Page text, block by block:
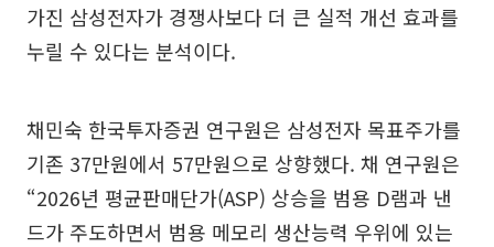
가진 삼성전자가 경쟁사보다 더 큰 실적 개선 효과를
누릴 수 있다는 분석이다.
채민숙 한국투자증권 연구원은 삼성전자 목표주가를
기존 37만원에서 57만원으로 상향했다. 채 연구원은
“2026년 평균판매단가(ASP) 상승을 범용 D램과 낸
드가 주도하면서 범용 메모리 생산능력 우위에 있는